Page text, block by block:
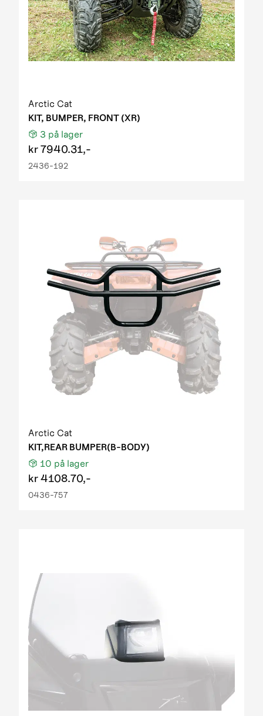
Arctic Cat
KIT, BUMPER, FRONT (XR)
3 på lager
kr7940.31,-
2436-192
Arctic Cat
KIT,REAR BUMPER(B-BODY)
10 på lager
kr4108.70,-
0436-757